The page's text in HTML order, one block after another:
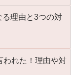
る理由と3つの対
われた！理由や対